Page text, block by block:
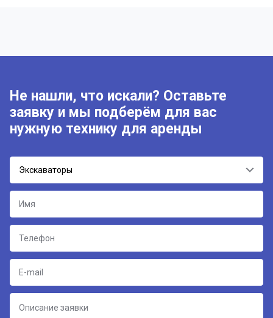
Не нашли, что искали? Оставьте
заявку и мы подберём для вас
нужную технику для аренды
Экскаваторы